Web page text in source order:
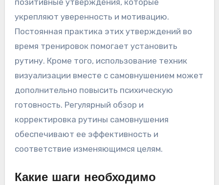
позитивные утверждения, которые
укрепляют уверенность и мотивацию.
Постоянная практика этих утверждений во
время тренировок помогает установить
рутину. Кроме того, использование техник
визуализации вместе с самовнушением может
дополнительно повысить психическую
готовность. Регулярный обзор и
корректировка рутины самовнушения
обеспечивают ее эффективность и
соответствие изменяющимся целям.
Какие шаги необходимо